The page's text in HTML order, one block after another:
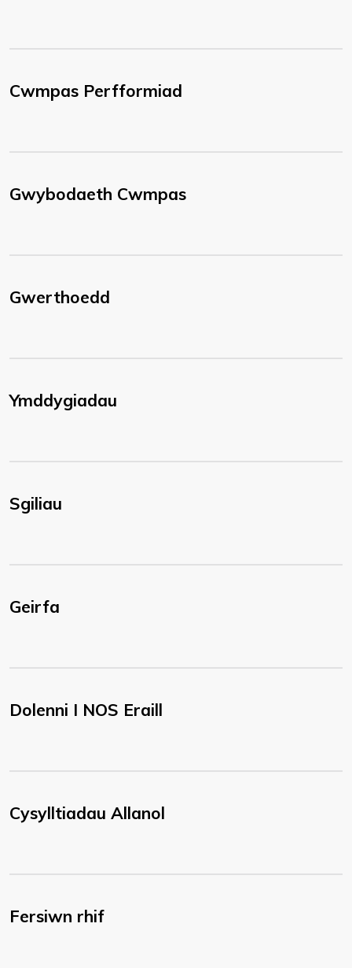
Cwmpas Perfformiad
Gwybodaeth Cwmpas
Gwerthoedd
Ymddygiadau
Sgiliau
Geirfa
Dolenni I NOS Eraill
Cysylltiadau Allanol
Fersiwn rhif